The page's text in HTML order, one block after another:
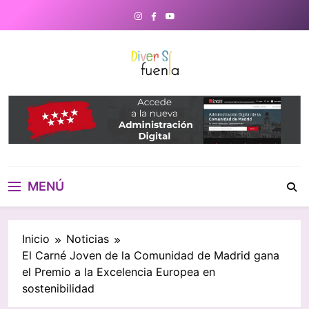
DiverSiFuenla
Diversifuenla – Tu medio digital
de referencia en Fuenlabrada.
Noticias, eventos culturales,
gastronomía y un directorio de
MENÚ
Inicio
Noticias
El Carné Joven de la Comunidad de Madrid gana
el Premio a la Excelencia Europea en
sostenibilidad